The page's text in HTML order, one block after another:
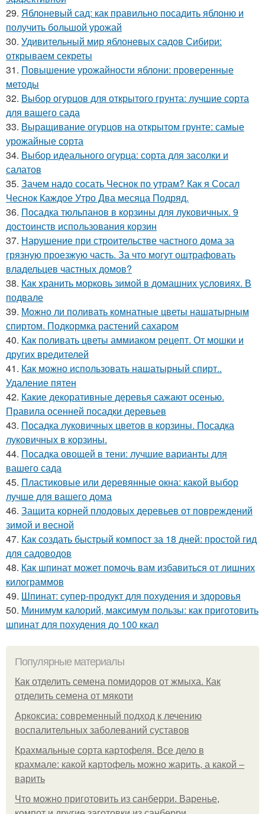
29. Яблоневый сад: как правильно посадить яблоню и
получить большой урожай
30. Удивительный мир яблоневых садов Сибири:
открываем секреты
31. Повышение урожайности яблони: проверенные
методы
32. Выбор огурцов для открытого грунта: лучшие сорта
для вашего сада
33. Выращивание огурцов на открытом грунте: самые
урожайные сорта
34. Выбор идеального огурца: сорта для засолки и
салатов
35. Зачем надо сосать Чеснок по утрам? Как я Сосал
Чеснок Каждое Утро Два месяца Подряд.
36. Посадка тюльпанов в корзины для луковичных. 9
достоинств использования корзин
37. Нарушение при строительстве частного дома за
грязную проезжую часть. За что могут оштрафовать
владельцев частных домов?
38. Как хранить морковь зимой в домашних условиях. В
подвале
39. Можно ли поливать комнатные цветы нашатырным
спиртом. Подкормка растений сахаром
40. Как поливать цветы аммиаком рецепт. От мошки и
других вредителей
41. Как можно использовать нашатырный спирт..
Удаление пятен
42. Какие декоративные деревья сажают осенью.
Правила осенней посадки деревьев
43. Посадка луковичных цветов в корзины. Посадка
луковичных в корзины.
44. Посадка овощей в тени: лучшие варианты для
вашего сада
45. Пластиковые или деревянные окна: какой выбор
лучше для вашего дома
46. Защита корней плодовых деревьев от повреждений
зимой и весной
47. Как создать быстрый компост за 18 дней: простой гид
для садоводов
48. Как шпинат может помочь вам избавиться от лишних
килограммов
49. Шпинат: супер-продукт для похудения и здоровья
50. Минимум калорий, максимум пользы: как приготовить
шпинат для похудения до 100 ккал
Популярные материалы
Как отделить семена помидоров от жмыха. Как
отделить семена от мякоти
Аркоксиа: современный подход к лечению
воспалительных заболеваний суставов
Крахмальные сорта картофеля. Все дело в
крахмале: какой картофель можно жарить, а какой –
варить
Что можно приготовить из санберри. Варенье,